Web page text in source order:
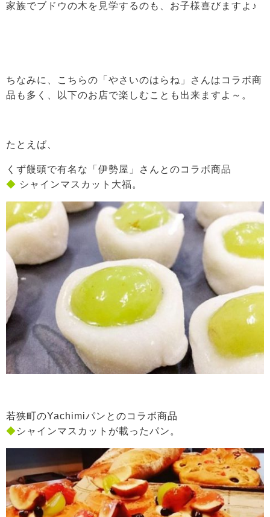
家族でブドウの木を見学するのも、お子様喜びますよ♪
ちなみに、こちらの「やさいのはらね」さんはコラボ商
品も多く、以下のお店で楽しむことも出来ますよ～。
たとえば、
くず饅頭で有名な「伊勢屋」さんとのコラボ商品
◆ シャインマスカット大福。
若狭町のYachimiパンとのコラボ商品
◆シャインマスカットが載ったパン。